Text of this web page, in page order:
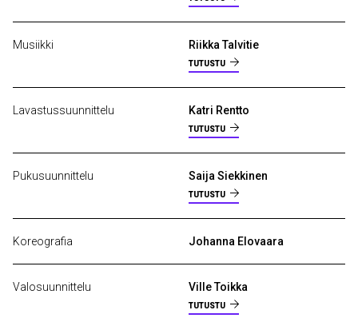
Musiikki Riikka Talvitie
TUTUSTU
Lavastussuunnittelu Katri Rentto
TUTUSTU
Pukusuunnittelu Saija Siekkinen
TUTUSTU
Koreografia Johanna Elovaara
Valosuunnittelu Ville Toikka
TUTUSTU